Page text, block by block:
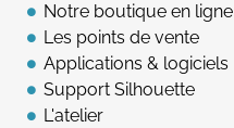
Notre boutique en ligne
Les points de vente
Applications & logiciels
Support Silhouette
L'atelier